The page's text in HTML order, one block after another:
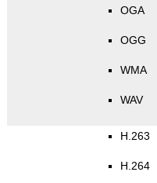
OGA
OGG
WMA
WAV
H.263
H.264